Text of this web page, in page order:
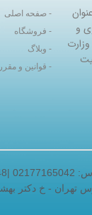
و
با مجوز از وزارت
12910 فعالیت
- صفحه اصلی
- فروشگاه
- وبلاگ
- قوانین و
- خ دکتر بهشتی - خ